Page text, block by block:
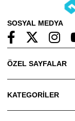
SOSYAL MEDYA
ÖZEL SAYFALAR
KATEGORİLER